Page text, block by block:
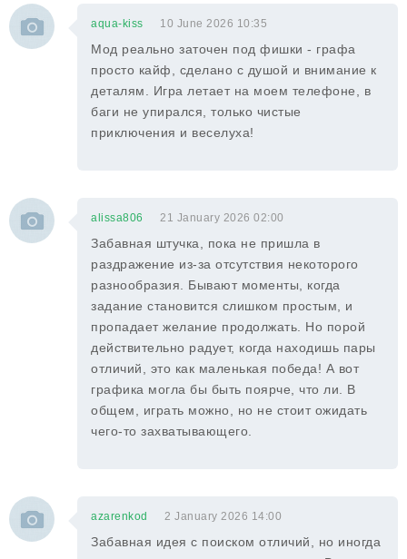
aqua-kiss 10 June 2026 10:35
Мод реально заточен под фишки - графа
просто кайф, сделано с душой и внимание к
деталям. Игра летает на моем телефоне, в
баги не упирался, только чистые
приключения и веселуха!
alissa806 21 January 2026 02:00
Забавная штучка, пока не пришла в
раздражение из-за отсутствия некоторого
разнообразия. Бывают моменты, когда
задание становится слишком простым, и
пропадает желание продолжать. Но порой
действительно радует, когда находишь пары
отличий, это как маленькая победа! А вот
графика могла бы быть поярче, что ли. В
общем, играть можно, но не стоит ожидать
чего-то захватывающего.
azarenkod 2 January 2026 14:00
Забавная идея с поиском отличий, но иногда